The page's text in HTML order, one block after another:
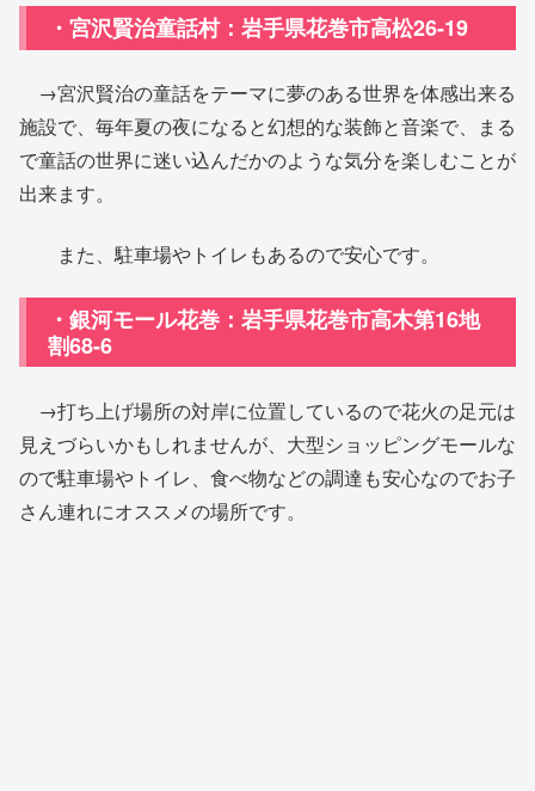
・宮沢賢治童話村：岩手県花巻市高松26-19
→宮沢賢治の童話をテーマに夢のある世界を体感出来る
施設で、毎年夏の夜になると幻想的な装飾と音楽で、まる
で童話の世界に迷い込んだかのような気分を楽しむことが
出来ます。
また、駐車場やトイレもあるので安心です。
・銀河モール花巻：岩手県花巻市高木第16地
割68-6
→打ち上げ場所の対岸に位置しているので花火の足元は
見えづらいかもしれませんが、大型ショッピングモールな
ので駐車場やトイレ、食べ物などの調達も安心なのでお子
さん連れにオススメの場所です。